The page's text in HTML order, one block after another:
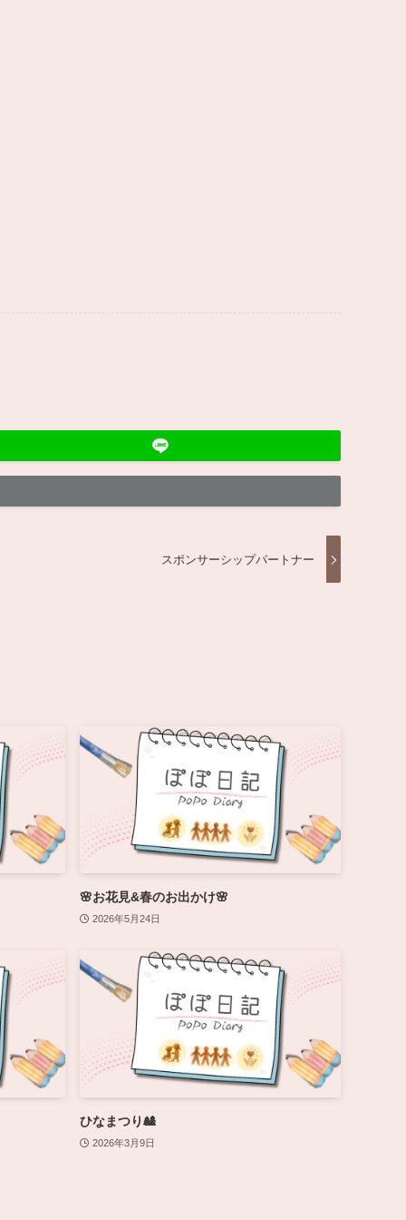
スポンサーシップパートナー
🌸お花見&春のお出かけ🌸
2026年5月24日
ひなまつり🎎
2026年3月9日